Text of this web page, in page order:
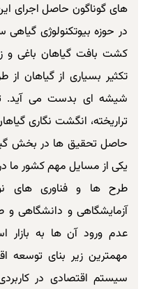
های گوناگون حاصل اجرای
در حوزه بیوتکنولوژی گیاهی
کشت بافت گیاهان باغی
تکثیر بسیاری از گیاهان
شیشه ای بدست می آید.
تراریخته، انگشت نگاری
حاصل تحقیق ها در بخش
یکی از مسایل مهم کشور ما
طرح‌ ها و فناوری های
آزمایشگاهی و دانشگاهی و
عدم ورود آن ها به بازار
مهمترین زیر بنای توسعه
سیستم اقتصادی در